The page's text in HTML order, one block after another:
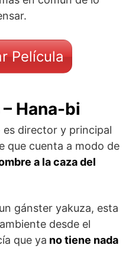
Película
Hana-bi
es director y principal
que cuenta a modo de
a la caza del
gánster yakuza, esta
desde el
que ya no tiene nada